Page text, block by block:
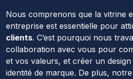
Nous comprenons que la vitrine
entreprise est essentielle pour
clients. C’est pourquoi nous
collaboration avec vous pour
et vos valeurs, et créer un
identité de marque. De plus,